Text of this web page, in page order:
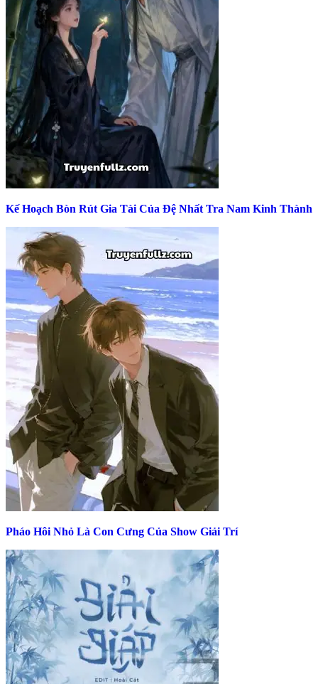
Kế Hoạch Bòn Rút Gia Tài Của Đệ Nhất Tra Nam Kinh Thành
Pháo Hôi Nhỏ Là Con Cưng Của Show Giải Trí